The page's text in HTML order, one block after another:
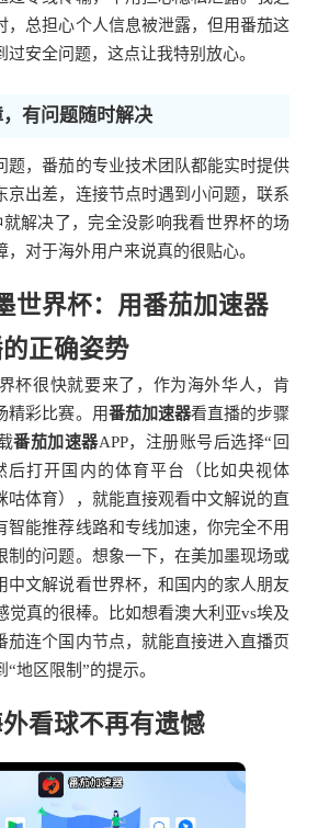
，总担心个人信息被泄露，但用番茄这
过安全问题，这点让我特别放心。
有问题随时解决
题，番茄的专业技术团队都能实时提供
京出差，连接节点时遇到小问题，联系
解决了，完全没影响我看世界杯的场
，对于海外用户来说真的很贴心。
世界杯：用番茄加速器
正确姿势
杯很快就要来了，作为海外华人，肯
精彩比赛。用番茄加速器看直播的步骤
番茄加速器APP，注册账号后选择“回
后打开国内的体育平台（比如央视体
咕体育），就能直接观看中文解说的直
智能推荐线路和专线加速，你完全不用
制的问题。想象一下，在美加墨现场或
中文解说看世界杯，和国内的家人朋友
觉真的很棒。比如想看澳大利亚vs埃及
茄连个国内节点，就能直接进入直播页
地区限制”的提示。
看球不再有遗憾